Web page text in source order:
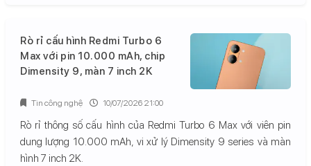
Rò rỉ cấu hình Redmi Turbo 6
Max với pin 10.000 mAh, chip
Dimensity 9, màn 7 inch 2K
Rò rỉ thông số cấu hình của Redmi Turbo 6 Max với viên pin
dung lượng 10.000 mAh, vi xử lý Dimensity 9 series và màn
hình 7 inch 2K.
Tin công nghệ 10/07/2026 21:00